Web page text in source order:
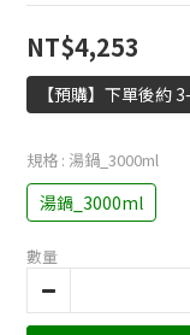
NT$4,253
【預購】下單後約
規格 : 湯鍋_3000ml
湯鍋_3000ml
數量